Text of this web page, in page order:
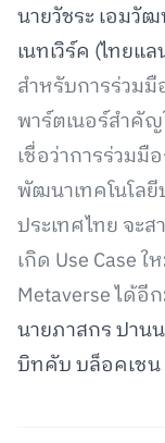
นายวัชระ เอมวั
เนทเวิร์ค (ไทยแ
สำหรับการร่วมมื
พาร์ตเนอร์สำคัญ
เชื่อว่าการร่วมมื
พัฒนาเทคโนโล
ประเทศไทย จะ
เกิด Use Case
Metaverse ได้อี
นายภาสกร ปาน
บิทคับ บล็อคเชน